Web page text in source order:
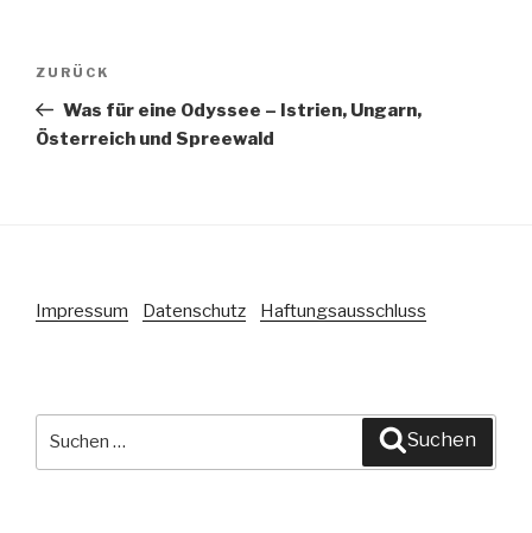
Beitragsnavigation
Vorheriger
Beitrag
ZURÜCK
Was für eine Odyssee – Istrien, Ungarn,
Österreich und Spreewald
Impressum Datenschutz Haftungsausschluss
Suchen